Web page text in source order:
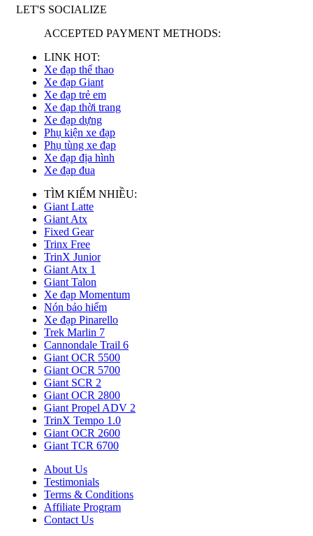
LET'S SOCIALIZE
ACCEPTED PAYMENT METHODS:
LINK HOT:
Xe đạp thể thao
Xe đạp Giant
Xe đạp trẻ em
Xe đạp thời trang
Xe đạp dựng
Phụ kiện xe đạp
Phụ tùng xe đạp
Xe đạp địa hình
Xe đạp đua
TÌM KIẾM NHIỀU:
Giant Latte
Giant Atx
Fixed Gear
Trinx Free
TrinX Junior
Giant Atx 1
Giant Talon
Xe đạp Momentum
Nón bảo hiểm
Xe đạp Pinarello
Trek Marlin 7
Cannondale Trail 6
Giant OCR 5500
Giant OCR 5700
Giant SCR 2
Giant OCR 2800
Giant Propel ADV 2
TrinX Tempo 1.0
Giant OCR 2600
Giant TCR 6700
About Us
Testimonials
Terms & Conditions
Affiliate Program
Contact Us